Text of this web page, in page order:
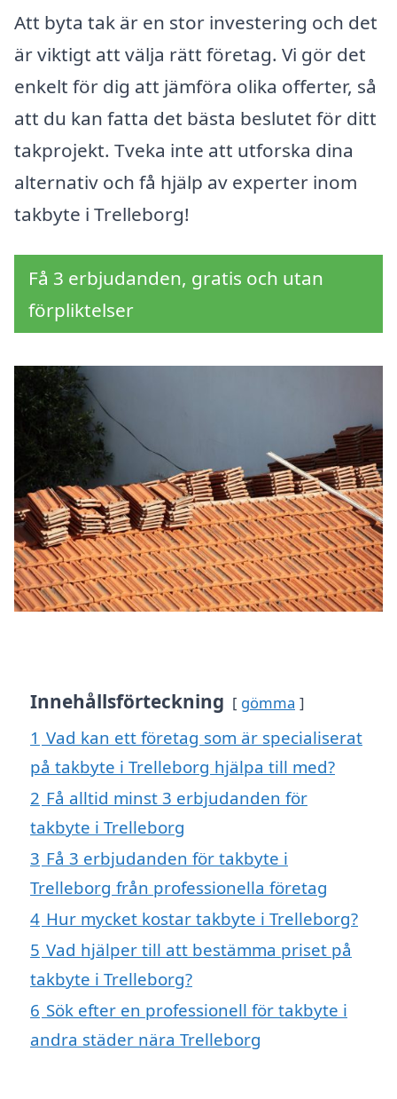
Att byta tak är en stor investering och det
är viktigt att välja rätt företag. Vi gör det
enkelt för dig att jämföra olika offerter, så
att du kan fatta det bästa beslutet för ditt
takprojekt. Tveka inte att utforska dina
alternativ och få hjälp av experter inom
takbyte i Trelleborg!
Få 3 erbjudanden, gratis och utan
förpliktelser
Innehållsförteckning gömma
1 Vad kan ett företag som är specialiserat
på takbyte i Trelleborg hjälpa till med?
2 Få alltid minst 3 erbjudanden för
takbyte i Trelleborg
3 Få 3 erbjudanden för takbyte i
Trelleborg från professionella företag
4 Hur mycket kostar takbyte i Trelleborg?
5 Vad hjälper till att bestämma priset på
takbyte i Trelleborg?
6 Sök efter en professionell för takbyte i
andra städer nära Trelleborg